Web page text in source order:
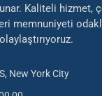
Kaliteli hizmet,
memnuniyeti odaklı
New York City